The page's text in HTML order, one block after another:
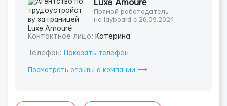
Luxe Amouré
Прямой работодатель
на layboard с 26.09.2024
Контактное лицо: Катерина
Телефон: Показать телефон
Посмотреть отзывы о компании ⟶